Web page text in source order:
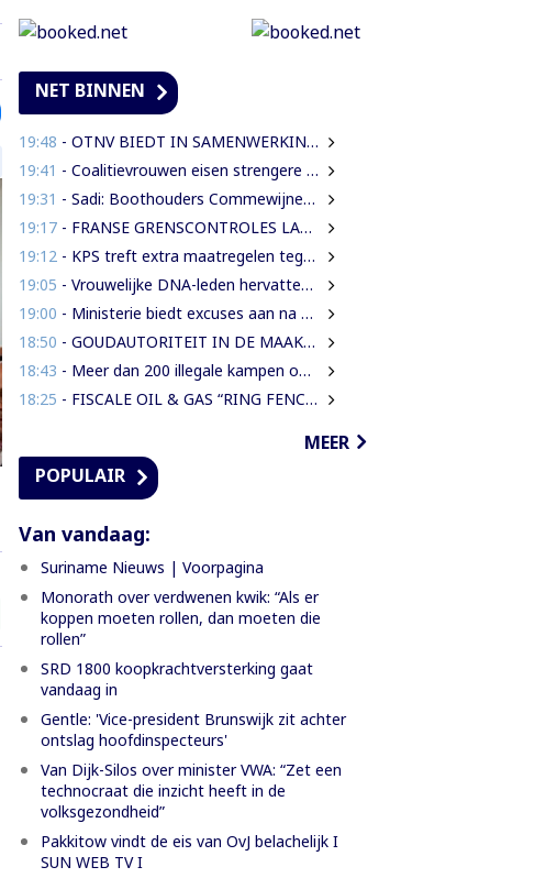
NET BINNEN
19:48 - OTNV BIEDT IN SAMENWERKING MET HAAR INTERNATIONALE PARTNERS 200 GRATIS STUDIEBEURZEN AAN TECHNISCH TALENT
19:41 - Coalitievrouwen eisen strengere gedragsregels in DNA na uitspraak Van Samson
19:31 - Sadi: Boothouders Commewijne zijn desperate, wachten 6 jaren op tariefaanpassing
19:17- FRANSE GRENSCONTROLES LANGS MAROWIJNERIVIER WEDEROM FORS AANGESCHERPT
19:12 - KPS treft extra maatregelen tegen verkeersdrukte binnenstad
19:05 - Vrouwelijke DNA-leden hervatten werk en eisen strengere gedragsregels na uitlating Van Samson
19:00 - Ministerie biedt excuses aan na onterechte beschuldigingen tegen IMEAO 2-directeur
18:50 - GOUDAUTORITEIT IN DE MAAK VOOR MEER ORDENING EN INKOMSTEN
18:43 - Meer dan 200 illegale kampen ontmanteld uit concessiegebied ZiJin
18:25 - FISCALE OIL & GAS “RING FENCE” OR “NO RING FENCE”? THAT IS THE QUESTION!
MEER
POPULAIR
Van vandaag:
Suriname Nieuws | Voorpagina
Monorath over verdwenen kwik: “Als er
koppen moeten rollen, dan moeten die
rollen”
SRD 1800 koopkrachtversterking gaat
vandaag in
Gentle: 'Vice-president Brunswijk zit achter
ontslag hoofdinspecteurs'
Van Dijk-Silos over minister VWA: “Zet een
technocraat die inzicht heeft in de
volksgezondheid”
Pakkitow vindt de eis van OvJ belachelijk I
SUN WEB TV I